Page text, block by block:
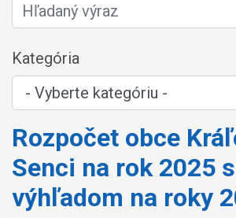
Kategória
Rozpočet obce
Senci na rok 2025 s
výhľadom na roky